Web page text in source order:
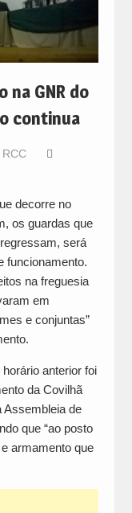
na GNR do
continua
decorre no
os guardas que
será
funcionamento.
na freguesia
em
e conjuntas”
anterior foi
da Covilhã
Assembleia de
que “ao posto
armamento que